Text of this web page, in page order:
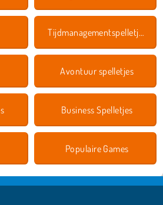
Tijdmanagementspelletjes
Avontuur spelletjes
Business Spelletjes
Populaire Games